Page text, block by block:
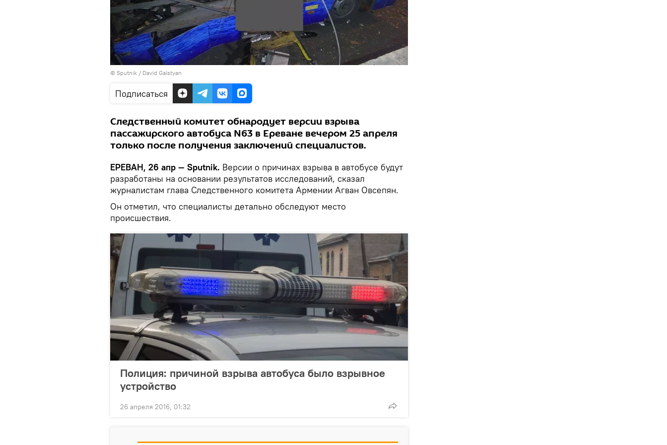
© Sputnik / David Galstyan
Подписаться
Следственный комитет обнародует версии взрыва
пассажирского автобуса N63 в Ереване вечером 25 апреля
только после получения заключений специалистов.
ЕРЕВАН, 26 апр — Sputnik. Версии о причинах взрыва в автобусе будут
разработаны на основании результатов исследований, сказал
журналистам глава Следственного комитета Армении Агван Овсепян.
Он отметил, что специалисты детально обследуют место
происшествия.
Полиция: причиной взрыва автобуса было взрывное
устройство
26 апреля 2016, 01:32